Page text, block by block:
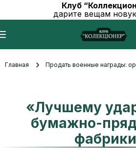
Клуб
дарите вещам
Главная Продать военные награды:
«Лучшему
бумажно-